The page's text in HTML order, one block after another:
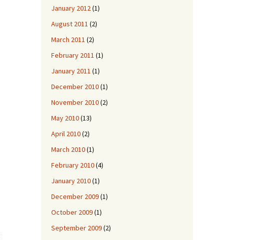
January 2012(1)
August 2011 (2)
March 2011 (2)
February 2011 (1)
January 2011 (1)
December 2010(1)
November 2010(2)
May 2010(13)
April 2010(2)
March 2010(1)
February 2010(4)
January 2010(1)
December 2009(1)
October 2009(1)
September 2009(2)